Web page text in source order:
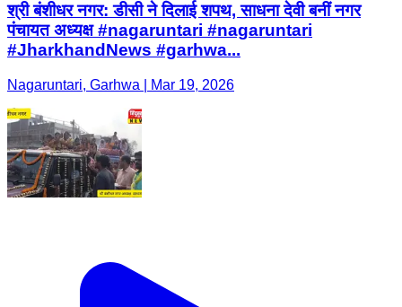
श्री बंशीधर नगर: डीसी ने दिलाई शपथ, साधना देवी बनीं नगर
पंचायत अध्यक्ष #nagaruntari #nagaruntari
#JharkhandNews #garhwa...
Nagaruntari, Garhwa | Mar 19, 2026